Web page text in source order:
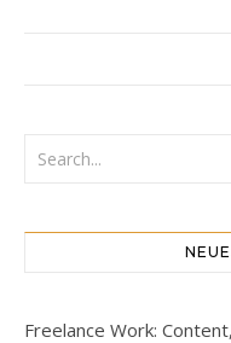
Freelance Work: